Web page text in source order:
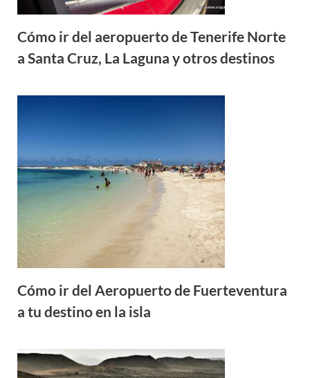
Cómo ir del aeropuerto de Tenerife Norte
a Santa Cruz, La Laguna y otros destinos
Cómo ir del Aeropuerto de Fuerteventura
a tu destino en la isla